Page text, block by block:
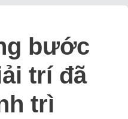
bước
trí đã
trì